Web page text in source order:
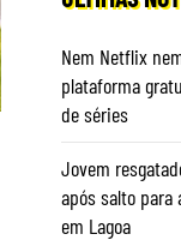
Nem Netflix
plataforma
de séries
Jovem
após salto para
em Lagoa